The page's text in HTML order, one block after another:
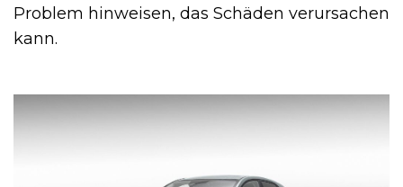
Problem hinweisen, das Schäden verursachen
kann.